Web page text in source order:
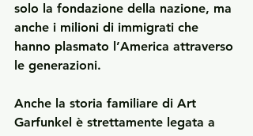
solo la fondazione della nazione, ma
anche i milioni di immigrati che
hanno plasmato l’America attraverso
le generazioni.
Anche la storia familiare di Art
Garfunkel è strettamente legata a